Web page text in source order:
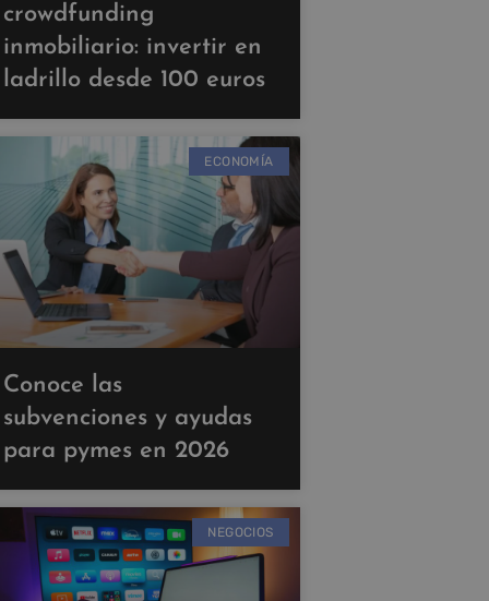
crowdfunding
inmobiliario: invertir en
ladrillo desde 100 euros
ECONOMÍA
Conoce las
subvenciones y ayudas
para pymes en 2026
NEGOCIOS